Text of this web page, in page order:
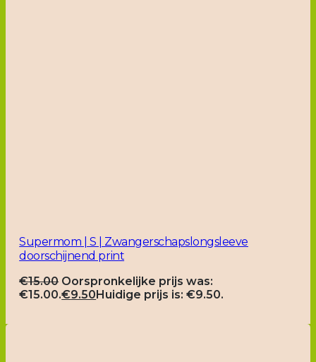
Supermom | S | Zwangerschapslongsleeve
doorschijnend print
€15.00 Oorspronkelijke prijs was:
€15.00.€9.50Huidige prijs is: €9.50.